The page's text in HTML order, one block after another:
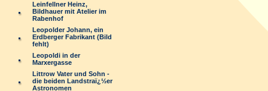
Leinfellner Heinz,
Bildhauer mit Atelier im
Rabenhof
Leopolder Johann, ein
Erdberger Fabrikant (Bild
fehlt)
Leopoldi in der
Marxergasse
Littrow Vater und Sohn -
die beiden Landstraï¿½er
Astronomen